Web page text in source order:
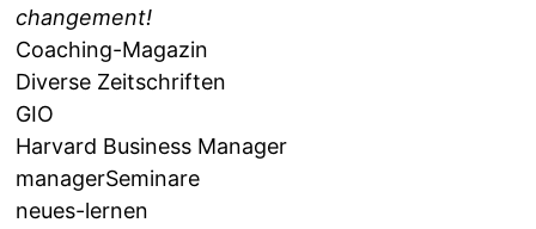
changement!
Coaching-Magazin
Diverse Zeitschriften
GIO
Harvard Business Manager
managerSeminare
neues-lernen